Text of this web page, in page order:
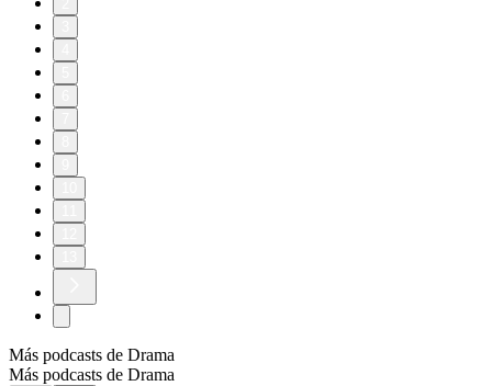
Más podcasts de Drama
Más podcasts de Drama